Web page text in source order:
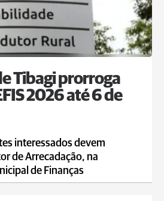
Tibagi prorroga
2026 até 6 de
interessados devem
de Arrecadação, na
de Finanças